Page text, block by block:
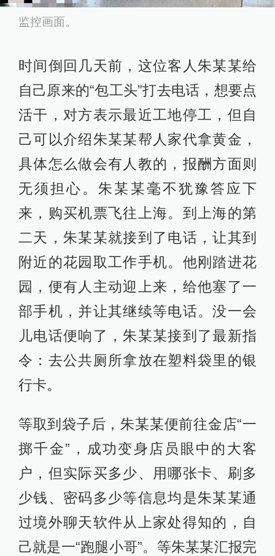
监控画面。
时间倒回几天前，这位客人朱某某给
自己原来的“包工头”打去电话，想要点
活干，对方表示最近工地停工，但自
己可以介绍朱某某帮人家代拿黄金，
具体怎么做会有人教的，报酬方面则
无须担心。朱某某毫不犹豫答应下
来，购买机票飞往上海。到上海的第
二天，朱某某就接到了电话，让其到
附近的花园取工作手机。他刚踏进花
园，便有人主动迎上来，给他塞了一
部手机，并让其继续等电话。没一会
儿电话便响了，朱某某接到了最新指
令：去公共厕所拿放在塑料袋里的银
行卡。
等取到袋子后，朱某某便前往金店“一
掷千金”，成功变身店员眼中的大客
户，但实际买多少、用哪张卡、刷多
少钱、密码多少等信息均是朱某某通
过境外聊天软件从上家处得知的，自
己就是一“跑腿小哥”。等朱某某汇报完